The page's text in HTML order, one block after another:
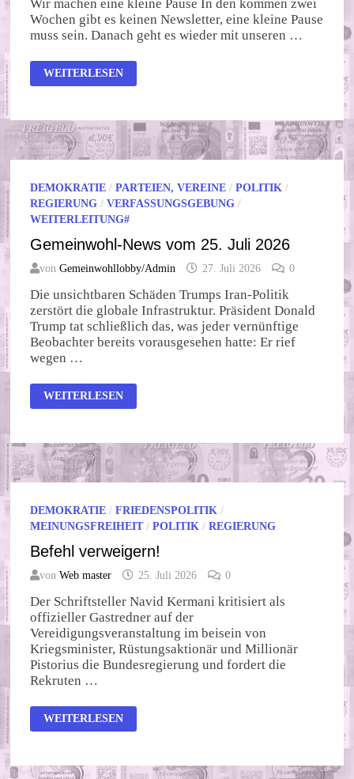
Wir machen eine kleine Pause In den kommen zwei
Wochen gibt es keinen Newsletter, eine kleine Pause
muss sein. Danach geht es wieder mit unseren …
GEMEINWOHL-
NEWS
2026
WEITERLESEN
DEMOKRATIE /PARTEIEN, VEREINE /POLITIK /
REGIERUNG /VERFASSUNGSGEBUNG /
WEITERLEITUNG#
Gemeinwohl-News vom 25. Juli 2026
vonGemeinwohllobby/Admin 27. Juli 2026 0
Die unsichtbaren Schäden Trumps Iran-Politik
zerstört die globale Infrastruktur. Präsident Donald
Trump tat schließlich das, was jeder vernünftige
Beobachter bereits vorausgesehen hatte: Er rief
wegen …
GEMEINWOHL-
NEWS
2026
WEITERLESEN
DEMOKRATIE /FRIEDENSPOLITIK /
MEINUNGSFREIHEIT/POLITIK /REGIERUNG
Befehl verweigern!
vonWeb master 25. Juli 2026 0
Der Schriftsteller Navid Kermani kritisiert als
offizieller Gastredner auf der
Vereidigungsveranstaltung im beisein von
Kriegsminister, Rüstungsaktionär und Millionär
Pistorius die Bundesregierung und fordert die
Rekruten …
BEFEHL
VERWEIGERN!
WEITERLESEN